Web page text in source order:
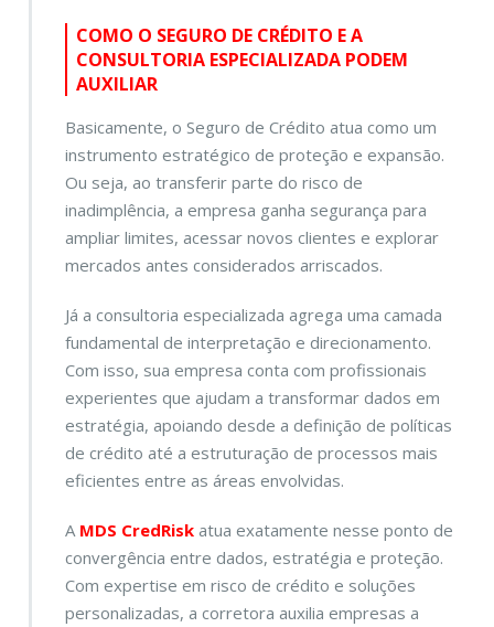
COMO O SEGURO DE CRÉDITO E A
CONSULTORIA ESPECIALIZADA PODEM
AUXILIAR
Basicamente, o Seguro de Crédito atua como um
instrumento estratégico de proteção e expansão.
Ou seja, ao transferir parte do risco de
inadimplência, a empresa ganha segurança para
ampliar limites, acessar novos clientes e explorar
mercados antes considerados arriscados.
Já a consultoria especializada agrega uma camada
fundamental de interpretação e direcionamento.
Com isso, sua empresa conta com profissionais
experientes que ajudam a transformar dados em
estratégia, apoiando desde a definição de políticas
de crédito até a estruturação de processos mais
eficientes entre as áreas envolvidas.
A MDS CredRisk atua exatamente nesse ponto de
convergência entre dados, estratégia e proteção.
Com expertise em risco de crédito e soluções
personalizadas, a corretora auxilia empresas a